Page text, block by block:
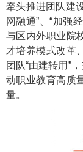
牵头推进团队建
网融通”、“加强
与区内外职业院
才培养模式改革
团队“由建转用”
动职业教育高质
量。